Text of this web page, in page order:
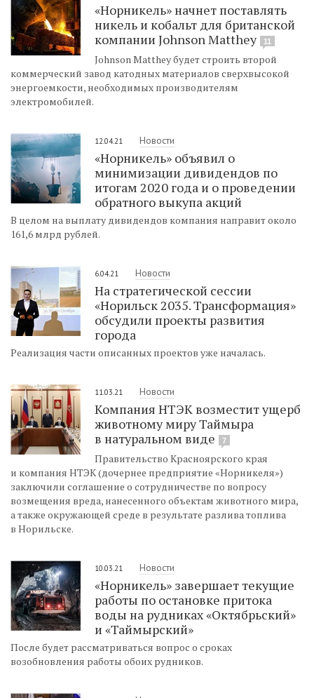
«Норникель» начнет поставлять
никель и кобальт для британской
компании Johnson Matthey
11
Johnson Matthey будет строить второй
коммерческий завод катодных материалов сверхвысокой
энергоемкости, необходимых производителям
электромобилей.
12.04.21 Новости
«Норникель» объявил о
минимизации дивидендов по
итогам 2020 года и о проведении
обратного выкупа акций
В целом на выплату дивидендов компания направит около
161,6 млрд рублей.
6.04.21 Новости
На стратегической сессии
«Норильск 2035. Трансформация»
обсудили проекты развития
города
Реализация части описанных проектов уже началась.
11.03.21 Новости
Компания НТЭК возместит ущерб
животному миру Таймыра
в натуральном виде
7
Правительство Красноярского края
и компания НТЭК (дочернее предприятие «Норникеля»)
заключили соглашение о сотрудничестве по вопросу
возмещения вреда, нанесенного объектам животного мира,
а также окружающей среде в результате разлива топлива
в Норильске.
10.03.21 Новости
«Норникель» завершает текущие
работы по остановке притока
воды на рудниках «Октябрьский»
и «Таймырский»
После будет рассматриваться вопрос о сроках
возобновления работы обоих рудников.